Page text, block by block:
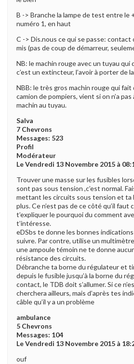
B -> Branche la lampe de test entre le
numéro 1, en haut
C -> Dis.nous ce qui se passe:
mis (pas de coup de démarreur,
NB: le machin rouge avec un tuyau
c’est un extincteur, l’avoir à porter de
NBB: le très gros machin rouge qui fait
camion de pompiers, vient si on n’a
machin au tuyau.
Salva
7 Chevrons
Messages: 523
Profil
Modérateur
Le Vendredi 13 Novembre 2015 à
Trouver une masse sur les fusibles
sont pas sous tension ,c’est normal.
mettant les circuits sous tension et ta
plus. Ce n’est pas de ce côté qu’il faut
t’expliquer le pourquoi du comment
t’intéresse.
eDSbs te donne les bonnes
suivre. Par contre, utilise un
une ampoule témoin ne te donne
résistance des circuits.
Débranche ta borne du régulateur et
depuis le fusible jusqu’à la borne du
contact, le TDB doit s’allumer. Si ce
cherchera ailleurs, mais d’après tes
câble qu’il y a un problème
ambulance
5 Chevrons
Messages: 104
Le Vendredi 13 Novembre 2015 à
ouf